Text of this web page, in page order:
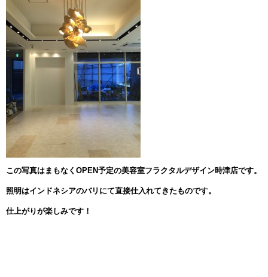
この写真はまもなくOPEN予定の美容室フラクタルデザイン時津店です。
照明はインドネシアのバリにて直接仕入れてきたものです。
仕上がりが楽しみです！